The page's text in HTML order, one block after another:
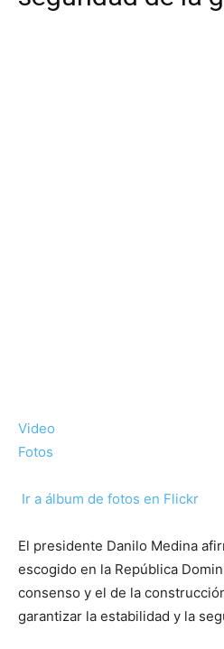
Video
Fotos
Ir a álbum de fotos en Flickr
El presidente Danilo Medina
escogido en la República
consenso y el de la
garantizar la estabilidad y la